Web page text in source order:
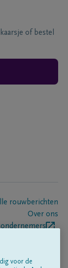
of bestel
rouwberichten
Over ons
voor de